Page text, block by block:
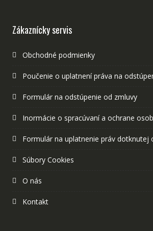
Zákaznícky servis
Obchodné podmienky
Poučenie o uplatnení práva na
Formulár na odstúpenie od zmluvy
Inormácie o spracúvaní a ochrane
Formulár na uplatnenie práv dotknutej
Súbory Cookies
O nás
Kontakt